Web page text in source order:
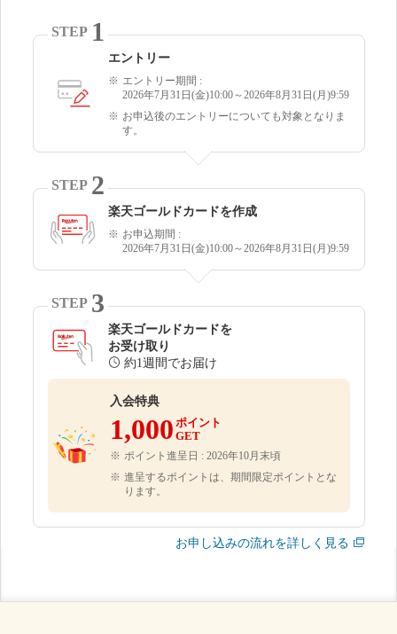
STEP 1
エントリー
エントリー期間 :
2026年7月31日(金)10:00～2026年8月31日(月)9:59
お申込後のエントリーについても対象となりま
す。
STEP 2
楽天ゴールドカードを作成
お申込期間 :
2026年7月31日(金)10:00～2026年8月31日(月)9:59
STEP 3
楽天ゴールドカードを
お受け取り
約1週間でお届け
入会特典
1,000 ポイント
GET
ポイント進呈日 : 2026年10月末頃
進呈するポイントは、期間限定ポイントとな
ります。
お申し込みの流れを詳しく見る